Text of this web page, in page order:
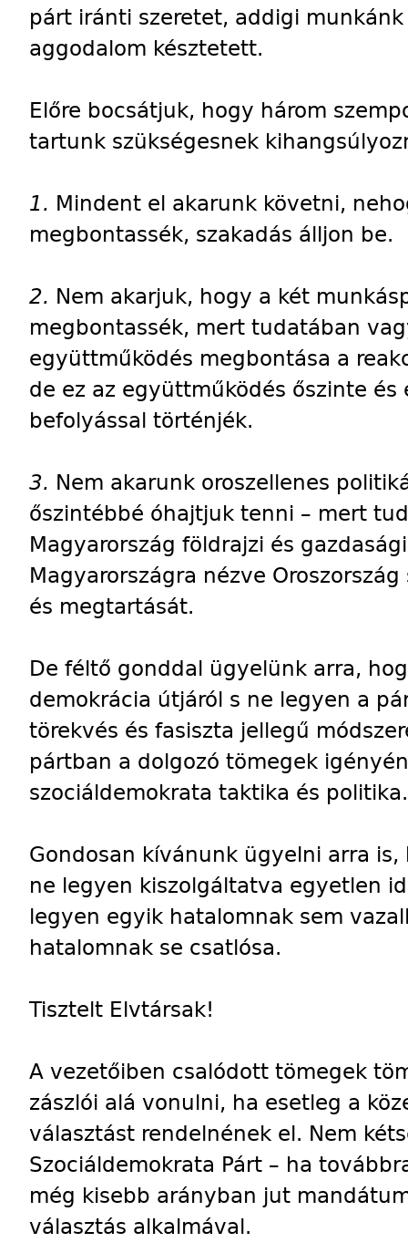
párt iránti szeretet, addigi
aggodalom késztetett.
Előre bocsátjuk, hogy három
tartunk szükségesnek
1. Mindent el akarunk követni,
megbontassék, szakadás álljon be.
2. Nem akarjuk, hogy a két
megbontassék, mert tudatában
együttműködés megbontása a
de ez az együttműködés őszinte
befolyással történjék.
3. Nem akarunk oroszellenes
őszintébbé óhajtjuk tenni – mert
Magyarország földrajzi és
Magyarországra nézve
és megtartását.
De féltő gonddal ügyelünk arra,
demokrácia útjáról s ne legyen a
törekvés és fasiszta jellegű
pártban a dolgozó tömegek
szociáldemokrata taktika és politika.
Gondosan kívánunk ügyelni arra
ne legyen kiszolgáltatva egyetlen
legyen egyik hatalomnak sem
hatalomnak se csatlósa.
Tisztelt Elvtársak!
A vezetőiben csalódott tömegek
zászlói alá vonulni, ha esetleg a
választást rendelnének el. Nem
Szociáldemokrata Párt – ha
még kisebb arányban jut
választás alkalmával.